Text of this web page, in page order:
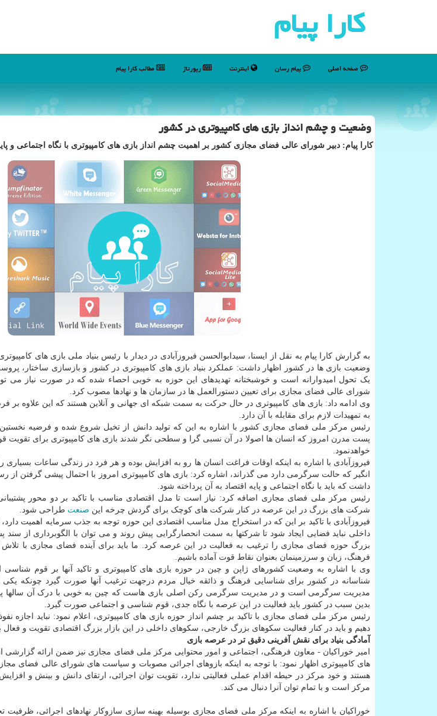
كارا پیام
صفحه اصلی پیام رسان اینترنت رپورتاژ مطالب كارا پیام
وضعیت و چشم انداز بازی های كامپیوتری در كشور
كارا پیام: دبیر شورای عالی فضای مجازی كشور بر اهمیت چشم انداز بازی های كامپیوتری با نگاه اجتماعی و
به گزارش کارا پیام به نقل از ایسنا، سیدابوالحسن فیروزآبادی در دیدار با رئیس بنیاد ملی بازی های
وضعیت بازی ها در کشور اظهار داشت: عملکرد بنیاد بازی های کامپیوتری در کشور و بازسازی ساختار،
یک تحول امیدوارانه است و خوشبختانه تهدیدهای این حوزه به خوبی احصاء شده که در صورت نیاز می
شورای عالی فضای مجازی برای تعیین دستورالعمل ها در سازمان ها و نهادها مصوب کرد.
وی ادامه داد: بازی های کامپیوتری در حال حرکت به سمت شبکه ای جهانی و آنلاین هستند که این علاوه بر
به تمهیدات لازم برای مقابله با آن دارد.
رئیس مرکز ملی فضای مجازی کشور با اشاره به این که تولید دانش از تخیل شروع شده و فرضیه
پست مدرن امروز که انسان ها اصولا در آن نسبی گرا و سطحی نگر شدند بازی های کامپیوتری برای تقویت
خواهدنمود.
فیروزآبادی با اشاره به اینکه اوقات فراغت انسان ها رو به افزایش بوده و هر فرد در زندگی ساعات
انگیر که حالت سرگرمی دارد می گذراند، اشاره کرد: بازی های کامپیوتری امروز با احتمال پیشی گرفتن از
داشت که باید با نگاه اجتماعی و پایه اقتصاد به آن پرداخته شود.
رئیس مرکز ملی فضای مجازی اضافه کرد: نیاز است تا مدل اقتصادی مناسب با تاکید بر دو محور
شرکت های بزرگ در این عرصه در کنار شرکت های کوچک برای گردش چرخه این صنعت طراحی شود.
فیروزآبادی با تاکید بر این که در استخراج مدل مناسب اقتصادی این حوزه توجه به جذب سرمایه اهمیت
داخلی نباید فضایی ایجاد شود تا شرکتها به سمت انحصارگرایی پیش روند و می توان با الگوبرداری از سند
بزرگ حوزه فضای مجازی را ترغیب به فعالیت در این عرصه کرد. ما باید برای آینده فضای مجازی با تلاش
فرهنگ، زبان و سرزمینمان بعنوان نقاط قوت آماده باشیم.
وی با اشاره به وضعیت کشورهای ژاپن و چین در حوزه بازی های کامپیوتری و تاکید آنها بر قوم
شناسانه در کشور برای شناسایی فرهنگ و ذائقه خیال مردم درجهت ترغیب آنها صورت گیرد چونکه
مدیریت سرگرمی است و در مدیریت سرگرمی رکن اصلی بازی هاست که چین به خوبی با درک آن سالها
بدین سبب در کشور باید فعالیت در این عرصه با نگاه جدی، قوم شناسی و اجتماعی صورت گیرد.
رئیس مرکز ملی فضای مجازی با تاکید بر چشم انداز حوزه بازی های کامپیوتری، اعلام نمود: نباید اجازه
دهیم و باید در کنار فعالیت سکوهای بزرگ خارجی، سکوهای داخلی در این بازار بزرگ اقتصادی تقویت و فعال
آمادگی بنیاد برای نقش آفرینی دقیق تر در عرصه بازی
امیر خوراکیان - معاون فرهنگی، اجتماعی و امور محتوایی مرکز ملی فضای مجازی نیز ضمن ارائه گزارشی
های کامپیوتری اظهار نمود: با توجه به اینکه بازوهای اجرائی مصوبات و سیاست های شورای عالی فضای
هستند و خود مرکز در حیطه اقدام عملی فعالیتی ندارد، تقویت توان اجرائی، ارتقای دانش و بینش و
مرکز است و با تمام توان آنرا دنبال می کند.
خوراکیان با اشاره به اینکه مرکز ملی فضای مجازی بوسیله بهینه سازی سازوکار نهادهای اجرائی،